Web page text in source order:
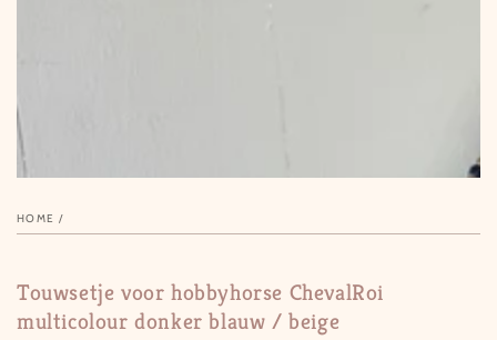
HOME /
Touwsetje voor hobbyhorse ChevalRoi
multicolour donker blauw / beige